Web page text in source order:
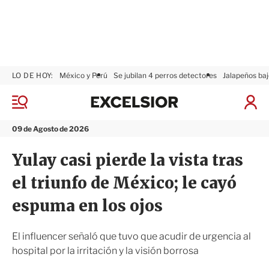
M
n
09 de Agosto de 2026
LO DE HOY: México y Perú Se jubilan 4 perros detectores Jalapeños
I
ó
x
s
i
o
r
Yulay casi pierde la vista tras
el triunfo de México; le cayó
espuma en los ojos
El influencer señaló que tuvo que acudir de urgencia al
hospital por la irritación y la visión borrosa